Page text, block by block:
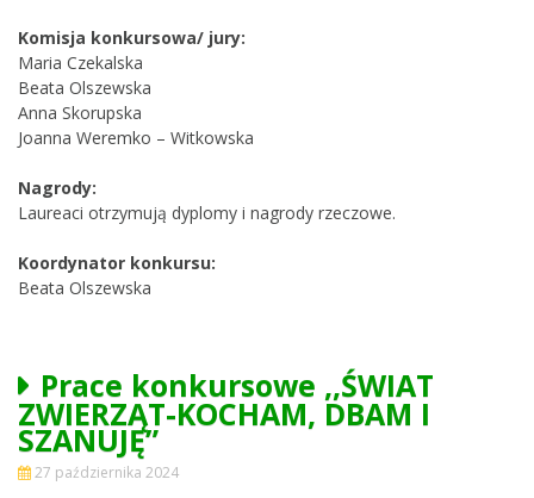
Komisja konkursowa/ jury:
Maria Czekalska
Beata Olszewska
Anna Skorupska
Joanna Weremko – Witkowska
Nagrody:
Laureaci otrzymują dyplomy i nagrody rzeczowe.
Koordynator konkursu:
Beata Olszewska
Prace konkursowe ,,ŚWIAT
ZWIERZĄT-KOCHAM, DBAM I
SZANUJĘ”
27 października 2024